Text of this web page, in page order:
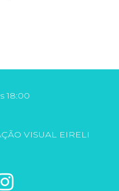
18:00
VISUAL EIRELI